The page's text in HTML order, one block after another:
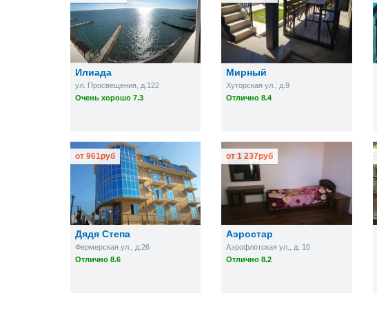
Илиада
ул. Просвещения, д.122
Очень хорошо 7.3
Мирный
Хуторская ул., д.9
Отлично 8.4
Дядя Степа
Фермерская ул., д.26
Отлично 8.6
от 961руб
Аэростар
Аэрофлотская ул., д. 10
Отлично 8.2
от1 237руб